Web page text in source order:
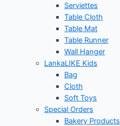
Serviettes
Table Cloth
Table Mat
Table Runner
Wall Hanger
LankaLIKE Kids
Bag
Cloth
Soft Toys
Special Orders
Bakery Products